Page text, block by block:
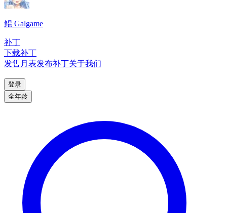
鲲 Galgame
补丁
下载补丁
发售月表发布补丁关于我们
登录
全年龄